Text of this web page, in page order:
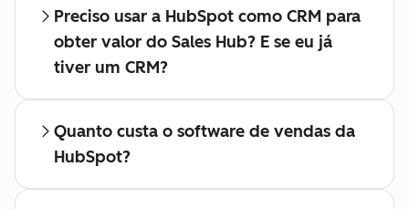
Preciso usar a HubSpot como CRM para
obter valor do Sales Hub? E se eu já
tiver um CRM?
Quanto custa o software de vendas da
HubSpot?